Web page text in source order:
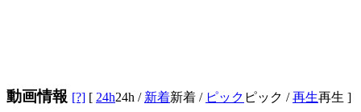
動画情報 [?] [ 24h24h / 新着新着 / ピック ピック /再生再生 ]